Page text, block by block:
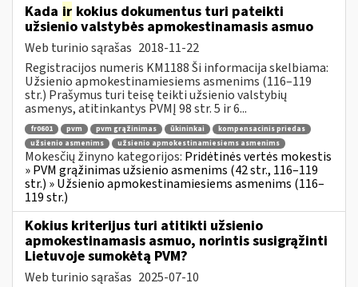
Kada ir kokius dokumentus turi pateikti
užsienio valstybės apmokestinamasis asmuo
Web turinio sąrašas 2018-11-22
Registracijos numeris KM1188 Ši informacija skelbiama:
Užsienio apmokestinamiesiems asmenims (116–119
str.) Prašymus turi teisę teikti užsienio valstybių
asmenys, atitinkantys PVMĮ 98 str. 5 ir 6...
fr0601 pvm pvm grąžinimas ūkininkai
kompensacinis priedas
užsienio asmenims
užsienio apmokestinamiesiems asmenims
Mokesčių žinyno kategorijos: Pridėtinės vertės mokestis
» PVM grąžinimas užsienio asmenims (42 str., 116–119
str.) » Užsienio apmokestinamiesiems asmenims (116–
119 str.)
Kokius kriterijus turi atitikti užsienio
apmokestinamasis asmuo, norintis susigrąžinti
Lietuvoje sumokėtą PVM?
Web turinio sąrašas 2025-07-10